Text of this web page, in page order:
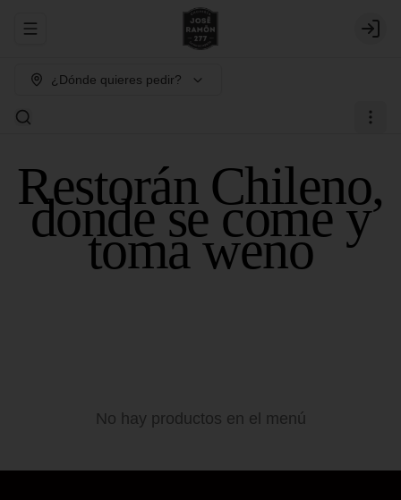
Abrir menu de navegación Login
¿Dónde quieres pedir?
Restorán Chileno,
donde se come y
toma weno
No hay productos en el menú